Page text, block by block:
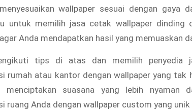
wallpaper sesuai dengan gaya
untuk memilih jasa cetak wallpaper dinding
Anda mendapatkan hasil yang memuaskan
tips di atas dan memilih penyedia
rumah atau kantor dengan wallpaper yang tak
suasana yang lebih nyaman
ruang Anda dengan wallpaper custom yang unik